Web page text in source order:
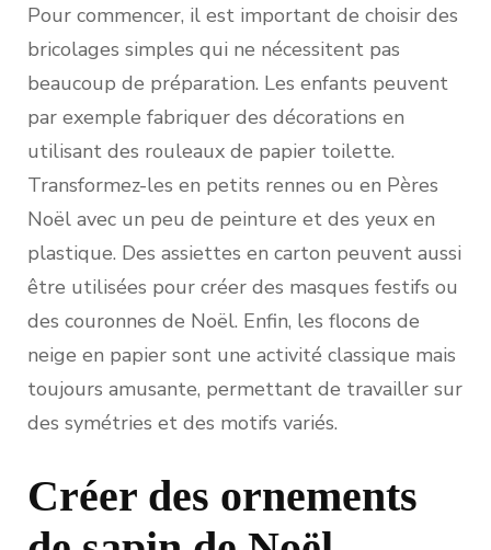
Pour commencer, il est important de choisir des
bricolages simples qui ne nécessitent pas
beaucoup de préparation. Les enfants peuvent
par exemple fabriquer des décorations en
utilisant des rouleaux de papier toilette.
Transformez-les en petits rennes ou en Pères
Noël avec un peu de peinture et des yeux en
plastique. Des assiettes en carton peuvent aussi
être utilisées pour créer des masques festifs ou
des couronnes de Noël. Enfin, les flocons de
neige en papier sont une activité classique mais
toujours amusante, permettant de travailler sur
des symétries et des motifs variés.
Créer des ornements